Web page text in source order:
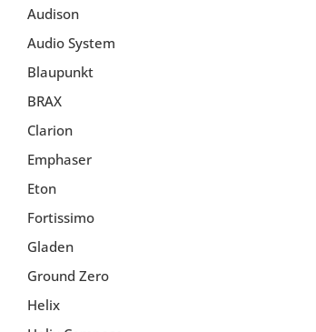
Audison
Audio System
Blaupunkt
BRAX
Clarion
Emphaser
Eton
Fortissimo
Gladen
Ground Zero
Helix